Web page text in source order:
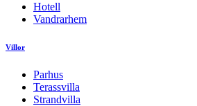
Hotell
Vandrarhem
Villor
Parhus
Terassvilla
Strandvilla